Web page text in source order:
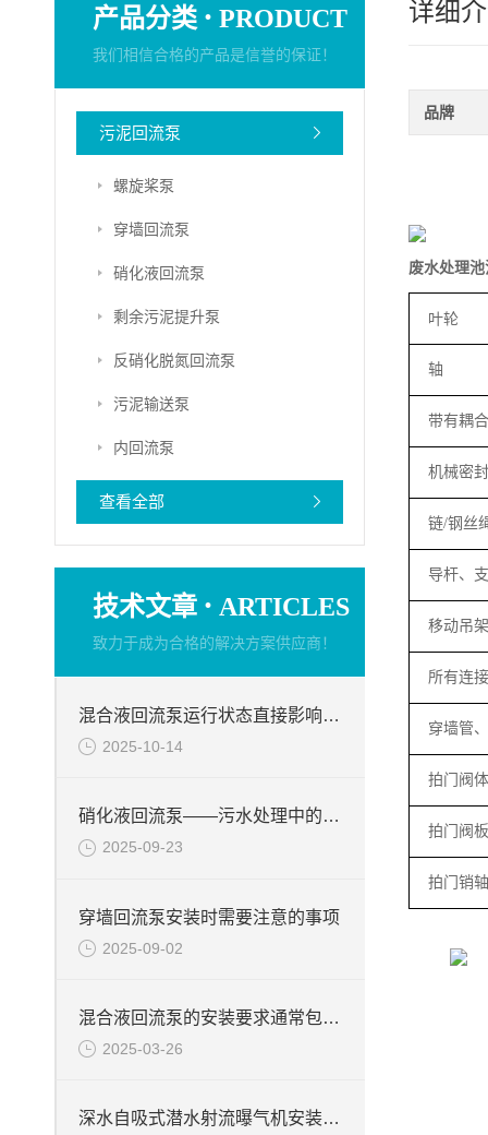
产品分类 · PRODUCT
我们相信合格的产品是信誉的保证！
污泥回流泵
螺旋桨泵
穿墙回流泵
硝化液回流泵
剩余污泥提升泵
反硝化脱氮回流泵
污泥输送泵
内回流泵
查看全部
技术文章 · ARTICLES
致力于成为合格的解决方案供应商！
混合液回流泵运行状态直接影响整个工艺流程的稳定性与效率
2025-10-14
硝化液回流泵——污水处理中的关键角色
2025-09-23
穿墙回流泵安装时需要注意的事项
2025-09-02
混合液回流泵的安装要求通常包括以下几个方面
2025-03-26
深水自吸式潜水射流曝气机安装简介
详细
品牌
废水处理
叶轮
轴
带有耦
机械密封
链/钢丝
导杆、
移动吊
所有连
穿墙管
拍门阀体
拍门阀板
拍门销轴